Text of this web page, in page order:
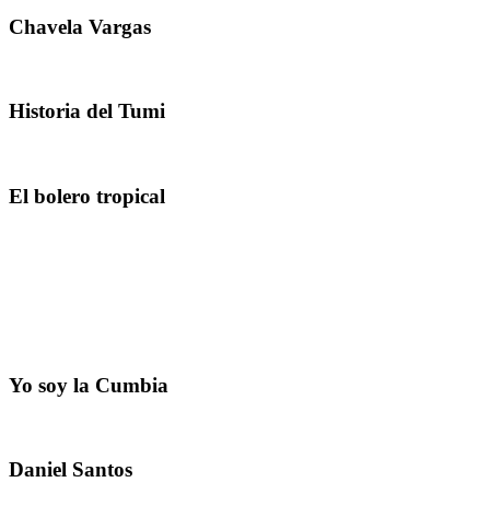
Chavela Vargas
Historia del Tumi
El bolero tropical
Yo soy la Cumbia
Daniel Santos